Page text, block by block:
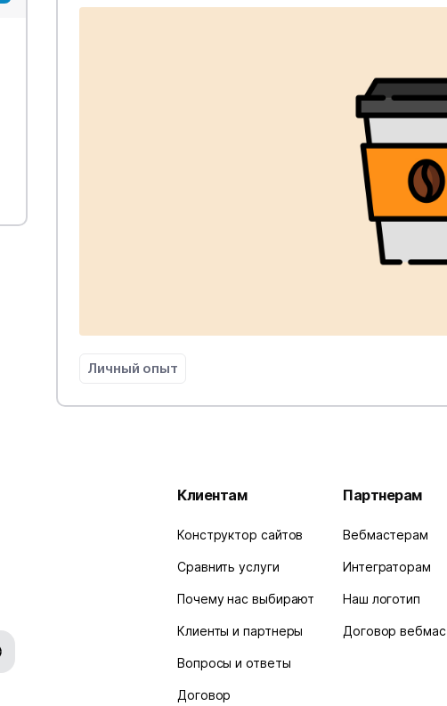
Личный опыт
Клиентам
Конструктор сайтов
Сравнить услуги
Почему нас выбирают
Клиенты и партнеры
Вопросы и ответы
Договор
Партнерам
Вебмастерам
Интеграторам
Наш логотип
Договор